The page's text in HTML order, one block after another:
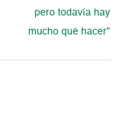
pero todavía hay
mucho qué hacer”